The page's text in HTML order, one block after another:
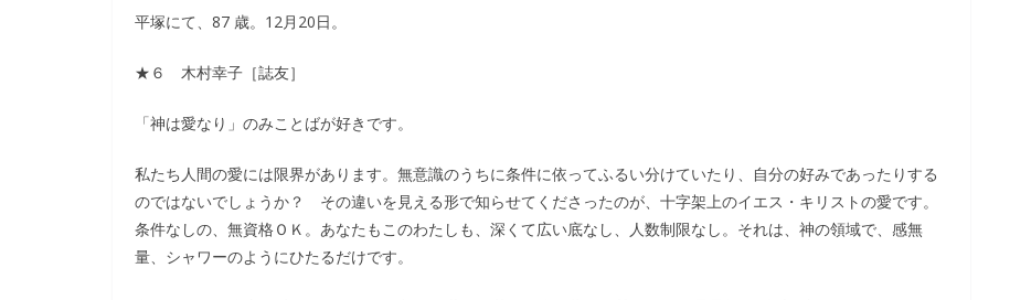
平塚にて、87 歳。12月20日。
★６ 木村幸子［誌友］
「神は愛なり」のみことばが好きです。
私たち人間の愛には限界があります。無意識のうちに条件に依ってふるい分けていたり、自分の好みであったりする
のではないでしょうか？ その違いを見える形で知らせてくださったのが、十字架上のイエス・キリストの愛です。
条件なしの、無資格ＯＫ。あなたもこのわたしも、深くて広い底なし、人数制限なし。それは、神の領域で、感無
量、シャワーのようにひたるだけです。